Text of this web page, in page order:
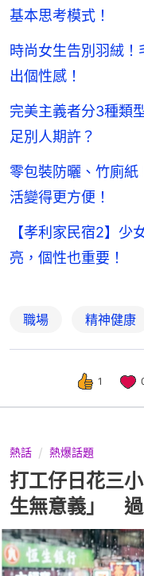
基本思考模式！
時尚女生告別羽絨
出個性感！
完美主義者分3種類
足別人期許？
零包裝防曬、竹廁
活變得更方便！
【孝利家民宿2】少
亮，個性也重要！
職場 精神健康
1
熱話 熱爆話題
打工仔日花三
生無意義」 過